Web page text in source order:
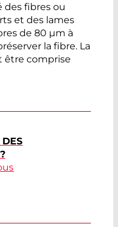
des fibres ou
et des lames
de 80 µm à
la fibre. La
être comprise